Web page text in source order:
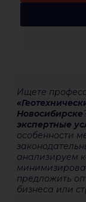
Ищете
Новосибирске
экспертные
особенности
анализируем
предложить
бизнеса или